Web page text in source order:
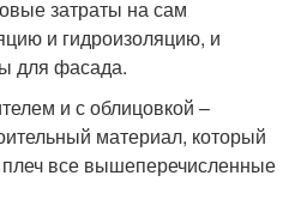
затраты на сам
и гидроизоляцию, и
для фасада.
и с облицовкой –
материал, который
плеч все вышеперечисленные